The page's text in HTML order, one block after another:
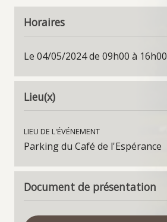
Vie pratique
Venir au Breuil
Communauté de Communes
Vos démarches en ligne
Autres formalités en mairie
Les messes
Horaires
Le 04/05/2024 de 09h00 à 16h00
Lieu(x)
LIEU DE L'ÉVÉNEMENT
Parking du Café de l'Espérance
Document de présentation